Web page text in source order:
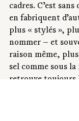
cadres. C’est
en fabriquent
plus « stylés »,
nommer — et
raison même,
sel comme sous
retrouve toujours